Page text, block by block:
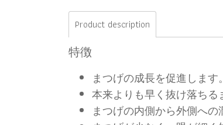
Product description
特徴
まつげの成長を促進します。
本来よりも早く抜け落ちる
まつげの内側から外側への